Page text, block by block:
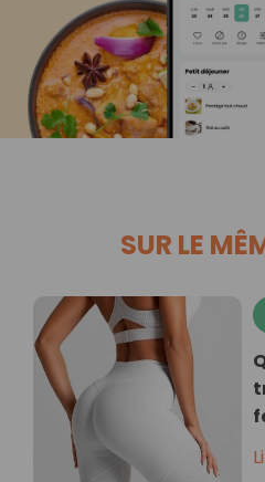
SUR LE